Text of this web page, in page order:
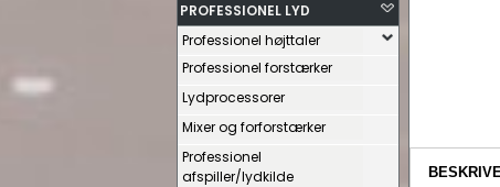
PROFESSIONEL LYD
Professionel højttaler
Professionel forstærker
Lydprocessorer
Mixer og forforstærker
Professionel
afspiller/lydkilde